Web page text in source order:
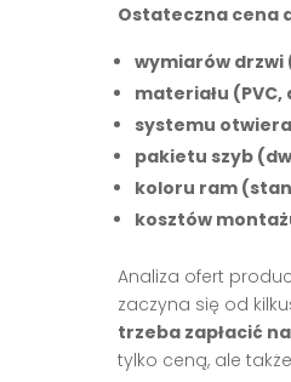
Ostateczna cena
wymiarów drzwi
materiału
systemu
pakietu szyb
koloru ram
kosztów
Analiza ofert
zaczyna się od
trzeba zapłacić
tylko ceną, ale